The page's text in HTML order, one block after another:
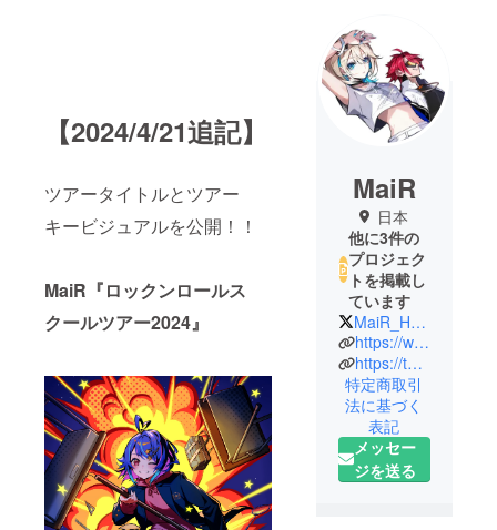
【2024/4/21追記】
ツアータイトルとツアー
キービジュアルを公開！！
MaiR『ロックンロールス
クールツアー2024』
MaiR
日本
他に3件の
プロジェク
トを掲載し
ています
MaiR_Hoshino
https://www.youtube.com/channel/UCsiKFVHkQSMlSe0vaCG0anw
https://twitter.com/MaiR_Hoshino
特定商取引
法に基づく
表記
メッセー
ジを送る